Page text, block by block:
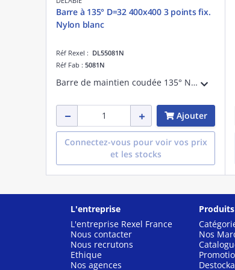
Barre à 135° D=32 400x400 3 points fix.
Nylon blanc
Réf Rexel : DL55081N
Réf Fab : 5081N
Barre de maintien coudée 135° Nylon blanc antibactérien, 400 x 400 mm
Ajouter
Connectez-vous pour voir vos prix
et les stocks
L'entreprise
L'entreprise Rexel France
Nous contacter
Nous recrutons
Ethique
Nos agences
Produits
Nos